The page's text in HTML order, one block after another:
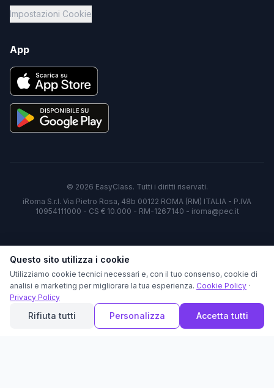
Questo sito utilizza i cookie
Utilizziamo cookie tecnici necessari e, con il tuo consenso, cookie di
analisi e marketing per migliorare la tua esperienza. Cookie Policy ·
Privacy Policy
Rifiuta tutti Personalizza Accetta tutti
Impostazioni Cookie
App
© 2026 EasyClass. Tutti i diritti riservati.
iRoma S.r.l. Via Pietro Rosa, 48b 00122 ROMA (RM) ITALIA - P.IVA
10954111000 - CS € 10.000 - RM-1267140 - iroma@pec.it